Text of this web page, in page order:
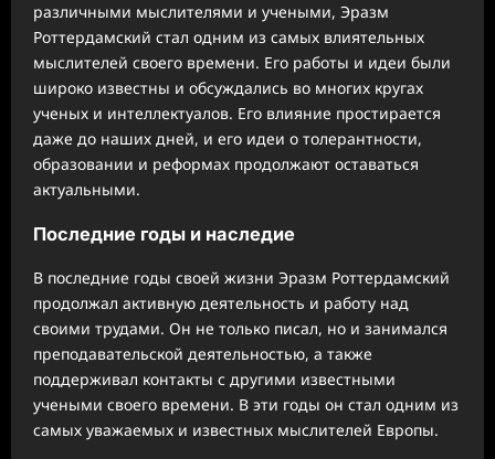
различными мыслителями и учеными, Эразм
Роттердамский стал одним из самых влиятельных
мыслителей своего времени. Его работы и идеи были
широко известны и обсуждались во многих кругах
ученых и интеллектуалов. Его влияние простирается
даже до наших дней, и его идеи о толерантности,
образовании и реформах продолжают оставаться
актуальными.
Последние годы и наследие
В последние годы своей жизни Эразм Роттердамский
продолжал активную деятельность и работу над
своими трудами. Он не только писал, но и занимался
преподавательской деятельностью, а также
поддерживал контакты с другими известными
учеными своего времени. В эти годы он стал одним из
самых уважаемых и известных мыслителей Европы.